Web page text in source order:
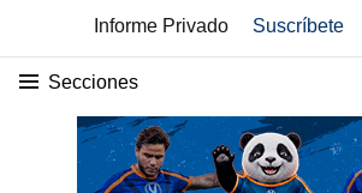
Informe Privado Suscríbete
Secciones